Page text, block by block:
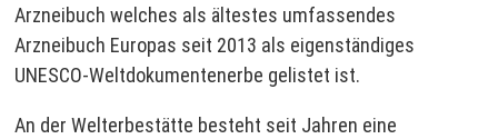
Arzneibuch welches als ältestes umfassendes
Arzneibuch Europas seit 2013 als eigenständiges
UNESCO-Weltdokumentenerbe gelistet ist.
An der Welterbestätte besteht seit Jahren eine